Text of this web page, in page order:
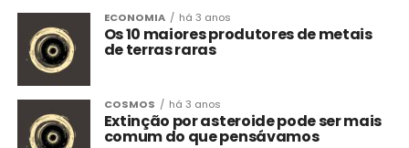
ECONOMIA há 3 anos
Os 10 maiores produtores de metais
de terras raras
COSMOS há 3 anos
Extinção por asteroide pode ser mais
comum do que pensávamos